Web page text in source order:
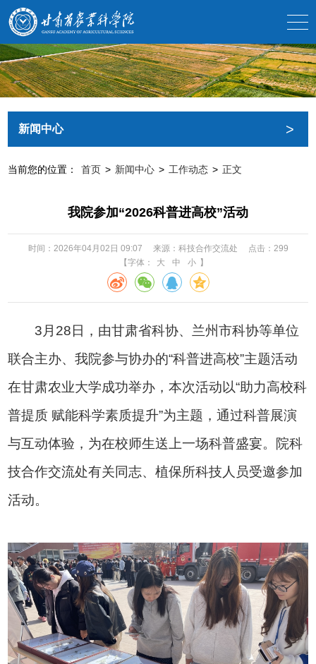
新闻中心 >
当前您的位置： 首页 > 新闻中心 > 工作动态 > 正文
我院参加“2026科普进高校”活动
时间：2026年04月02日 09:07 来源：科技合作交流处 点击： 299
【字体：
大 中 小 】
3月28日，由甘肃省科协、兰州市科协等单位
联合主办、我院参与协办的“科普进高校”主题活动
在甘肃农业大学成功举办，本次活动以“助力高校科
普提质 赋能科学素质提升”为主题，通过科普展演
与互动体验，为在校师生送上一场科普盛宴。院科
技合作交流处有关同志、植保所科技人员受邀参加
活动。